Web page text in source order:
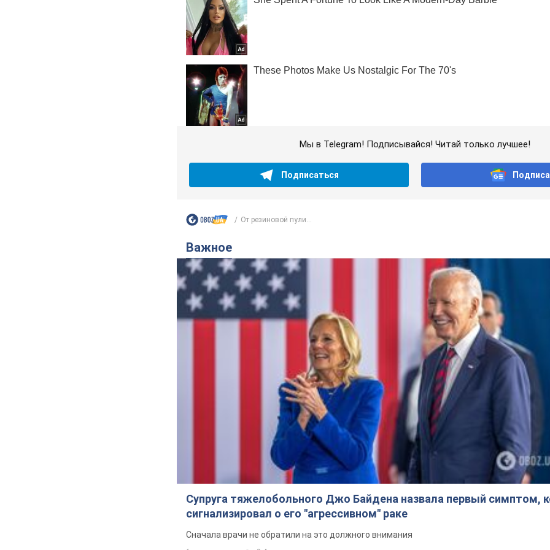
Мы в Telegram! Подписывайся! Читай только лучшее!
Подписаться
От резиновой пули...
Важное
Супруга тяжелобольного Джо Байдена назвала первый симптом,
сигнализировал о его "агрессивном" раке
Сначала врачи не обратили на это должного внимания